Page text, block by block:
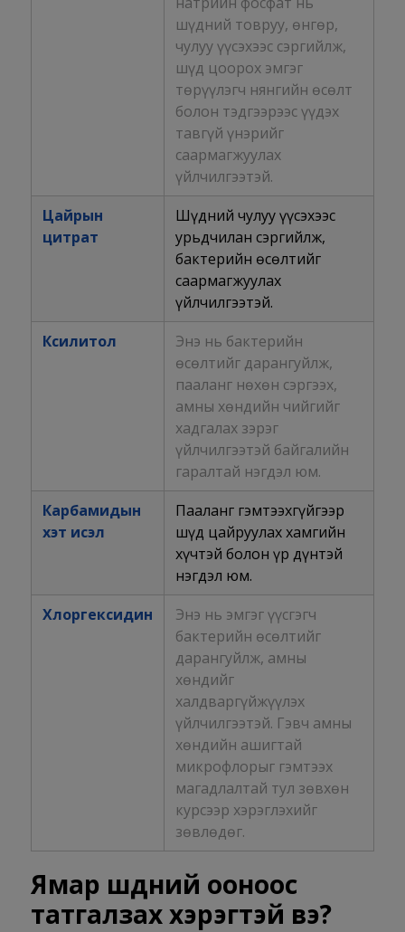
шүдний товруу, өнгөр,
чулуу үүсэхээс сэргийлж,
шүд цоорох эмгэг
төрүүлэгч нянгийн өсөлт
болон тэдгээрээс үүдэх
тавгүй үнэрийг
саармагжуулах
үйлчилгээтэй.
Цайрын
цитрат
Шүдний чулуу үүсэхээс
урьдчилан сэргийлж,
бактерийн өсөлтийг
саармагжуулах
үйлчилгээтэй.
Ксилитол
Энэ нь бактерийн
өсөлтийг дарангуйлж,
пааланг нөхөн сэргээх,
амны хөндийн чийгийг
хадгалах зэрэг
үйлчилгээтэй байгалийн
гаралтай нэгдэл юм.
Карбамидын
хэт исэл
Пааланг гэмтээхгүйгээр
шүд цайруулах хамгийн
хүчтэй болон үр дүнтэй
нэгдэл юм.
Хлоргексидин
Энэ нь эмгэг үүсгэгч
бактерийн өсөлтийг
дарангуйлж, амны
хөндийг
халдваргүйжүүлэх
үйлчилгээтэй. Гэвч амны
хөндийн ашигтай
микрофлорыг гэмтээх
магадлалтай тул зөвхөн
курсээр хэрэглэхийг
зөвлөдөг.
Ямар шүдний ооноос
татгалзах хэрэгтэй вэ?